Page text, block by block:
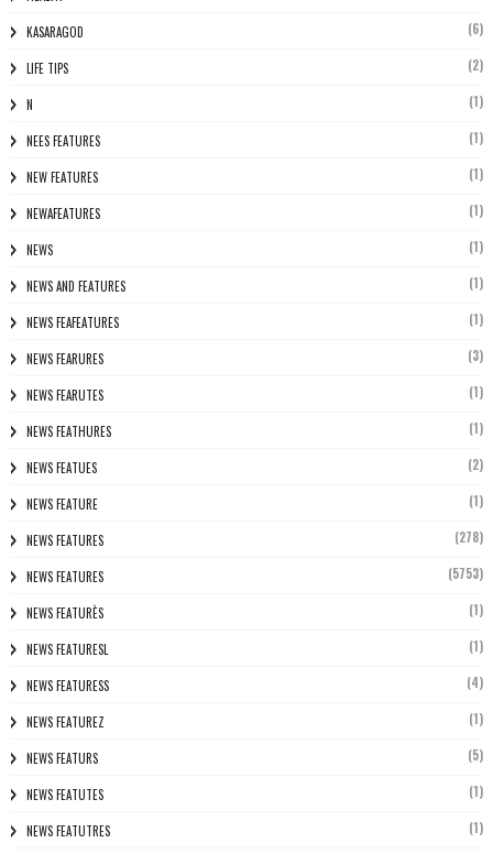
KASARAGOD (6)
LIFE TIPS (2)
N (1)
NEES FEATURES (1)
NEW FEATURES (1)
NEWAFEATURES (1)
NEWS (1)
NEWS AND FEATURES (1)
NEWS FEAFEATURES (1)
NEWS FEARURES (3)
NEWS FEARUTES (1)
NEWS FEATHURES (1)
NEWS FEATUES (2)
NEWS FEATURE (1)
NEWS FEATURES (278)
NEWS FEATURES (5753)
NEWS FEATURÈS (1)
NEWS FEATURESL (1)
NEWS FEATURESS (4)
NEWS FEATUREZ (1)
NEWS FEATURS (5)
NEWS FEATUTES (1)
NEWS FEATUTRES (1)